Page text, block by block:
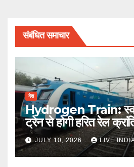
संबंधित समाचार
देश
Hydrogen Train:
ट्रेन से होगी हरित रेल
JULY 10, 2026 LIVE